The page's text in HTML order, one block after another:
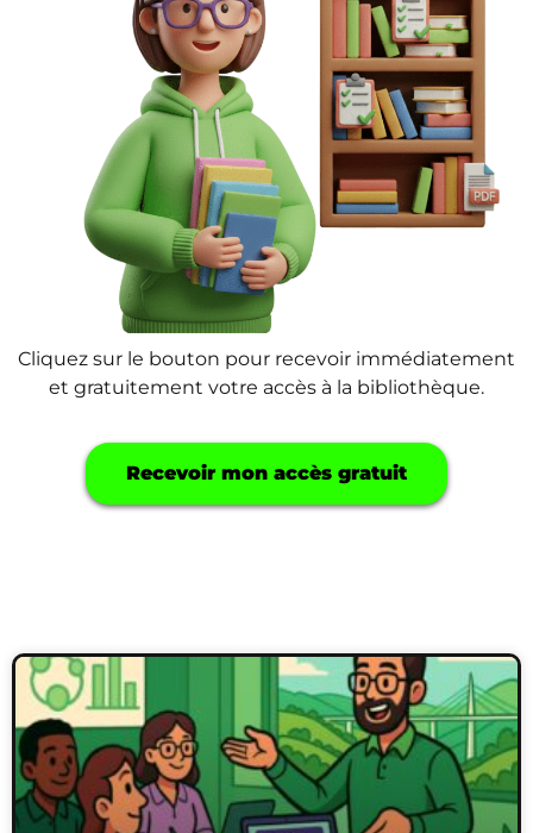
Cliquez sur le bouton pour recevoir immédiatement
et gratuitement votre accès à la bibliothèque.
Recevoir mon accès gratuit